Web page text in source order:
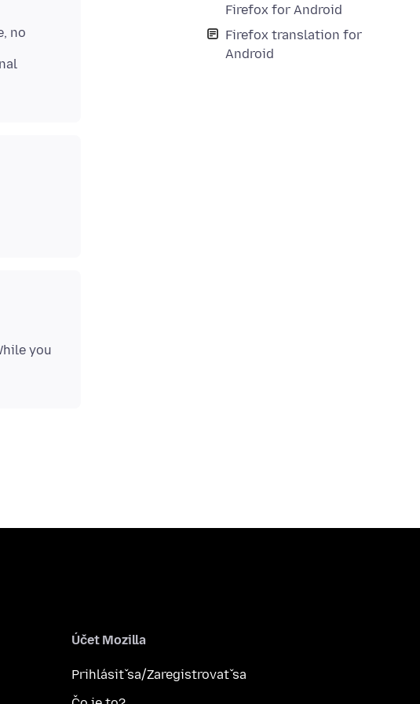
Firefox for Android
Firefox translation for
Android
no
you
Účet Mozilla
Prihlásiť sa/Zaregistrovať sa